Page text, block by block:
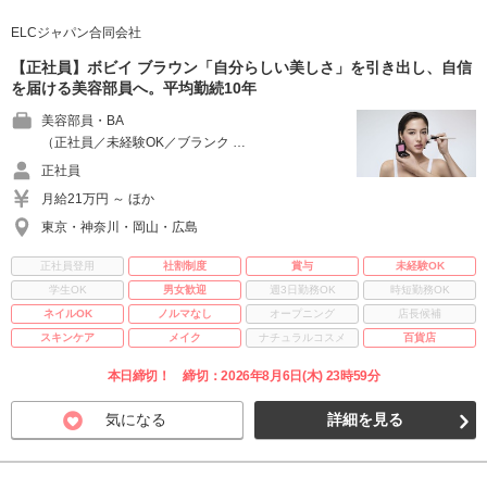
ELCジャパン合同会社
【正社員】ボビイ ブラウン「自分らしい美しさ」を引き出し、自信
を届ける美容部員へ。平均勤続10年
美容部員・BA
（正社員／未経験OK／ブランク …
正社員
月給21万円 ～ ほか
東京・神奈川・岡山・広島
正社員登用 社割制度 賞与
未経験OK
学生OK
男女歓迎 週3日勤務OK
時短勤務OK
ネイルOK
ノルマなし オープニング
店長候補
スキンケア
メイク ナチュラルコスメ 百貨店
本日締切！ 締切：2026年8月6日(木) 23時59分
気になる 詳細を見る